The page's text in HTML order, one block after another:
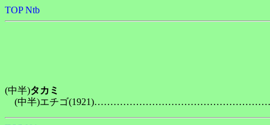
TOP Ntb
(中半)タカミ